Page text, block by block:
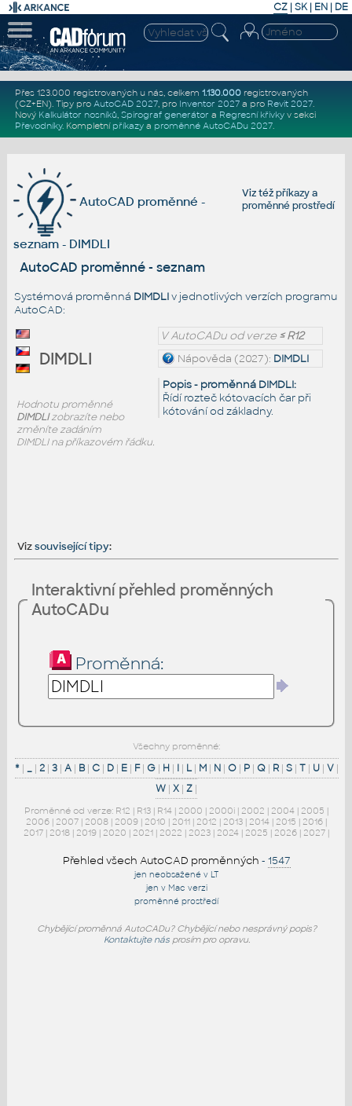
CZ | SK| EN | DE
Přes 123.000 registrovaných u nás, celkem 1.130.000registrovaných
(CZ+EN). Tipy pro AutoCAD 2027, pro Inventor 2027a pro Revit 2027.
Nový Kalkulátor nosníků, Spirograf generátor a Regresní křivkyv sekci
Převodníky. Kompletní příkazya proměnné AutoCADu 2027.
Viz téžpříkazya
proměnné prostředí
AutoCAD proměnné -
seznam - DIMDLI
AutoCAD proměnné - seznam
Systémová proměnná DIMDLIv jednotlivých verzích programu
AutoCAD:
V AutoCADu od verze≤ R12
Nápověda (2027): DIMDLI
Popis - proměnná DIMDLI:
Řídí rozteč kótovacích čar při
kótování od základny.
DIMDLI
Hodnotu proměnné
DIMDLIzobrazíte nebo
změníte zadáním
DIMDLI na příkazovém řádku.
Vizsouvisející tipy:
Interaktivní přehled proměnných
AutoCADu
Proměnná:
Všechny proměnné:
*| _| 2| 3| A| B| C| D| E| F| G| H| I| L| M| N| O| P| Q| R| S| T| U| V|
W | X | Z |
Proměnné od verze: R12 | R13 | R14 | 2000 | 2000i | 2002 | 2004 | 2005 |
2006 | 2007 | 2008 | 2009 | 2010 | 2011 | 2012 | 2013 | 2014 | 2015 | 2016 |
2017 | 2018 | 2019 | 2020 | 2021 | 2022 | 2023 | 2024 | 2025 | 2026 | 2027 |
Přehled všech AutoCAD proměnných - 1547
jen neobsažené v LT
jen v Mac verzi
proměnné prostředí
Chybějící proměnná AutoCADu? Chybějící nebo nesprávný popis?
Kontaktujte násprosím pro opravu.